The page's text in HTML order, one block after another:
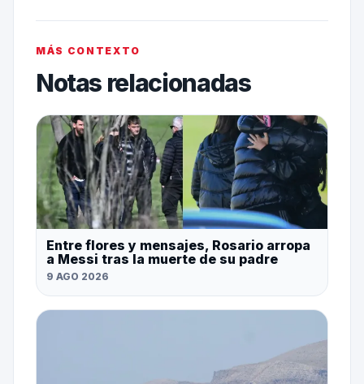
MÁS CONTEXTO
Notas relacionadas
Entre flores y mensajes, Rosario arropa
a Messi tras la muerte de su padre
9 AGO 2026